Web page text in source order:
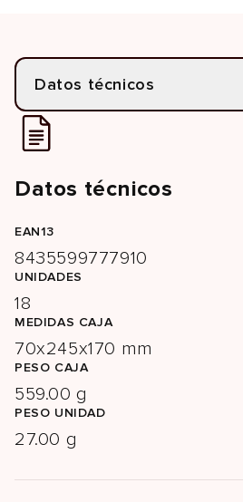
Datos técnicos
Datos técnicos
EAN13
8435599777910
UNIDADES
18
MEDIDAS CAJA
70x245x170 mm
PESO CAJA
559.00 g
PESO UNIDAD
27.00 g